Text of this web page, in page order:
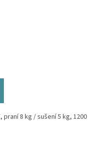
praní 8 kg / sušení 5 kg, 1200